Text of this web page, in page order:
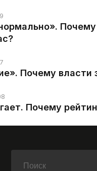
Почему
Почему